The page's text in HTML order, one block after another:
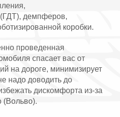
демпферов,
коробки.
проведенная
спасает вас от
на дороге, минимизирует
надо доводить до
дискомфорта из-за
(Вольво).